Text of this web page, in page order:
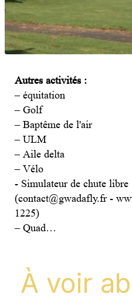
Autres activités :
– équitation
– Golf
– Baptême de l'air
– ULM
– Aile delta
– Vélo
- Simulateur de chute
(contact@gwadafly.fr -
1225)
– Quad…
À voir